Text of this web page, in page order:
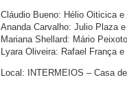
Cláudio Bueno: Hélio Oiticica e
Ananda Carvalho: Julio Plaza
Mariana Shellard: Mário
Lyara Oliveira: Rafael França
Local: INTERMEIOS – Casa